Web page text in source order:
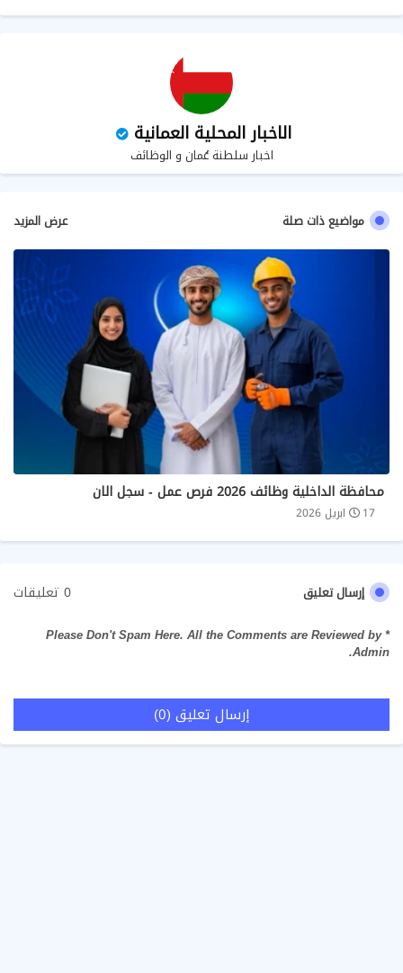
ب
الاخبار المحلية العمانية
اخبار سلطنة عُمان و الوظائف
مواضيع ذات صلة عرض المزيد
محافظة الداخلية وظائف 2026 فرص عمل - سجل الان
17 ابريل 2026
إرسال تعليق 0 تعليقات
* Please Don't Spam Here. All the Comments are Reviewed by
Admin.
إرسال تعليق (0)